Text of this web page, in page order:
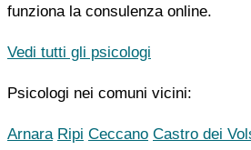
funziona la consulenza online.
Vedi tutti gli psicologi
Psicologi nei comuni vicini:
Arnara Ripi Ceccano Castro dei